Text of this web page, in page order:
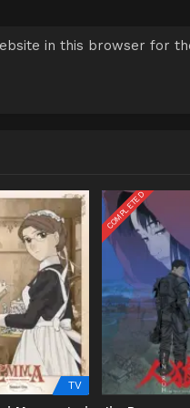
in this browser for
TV
COMPLETED